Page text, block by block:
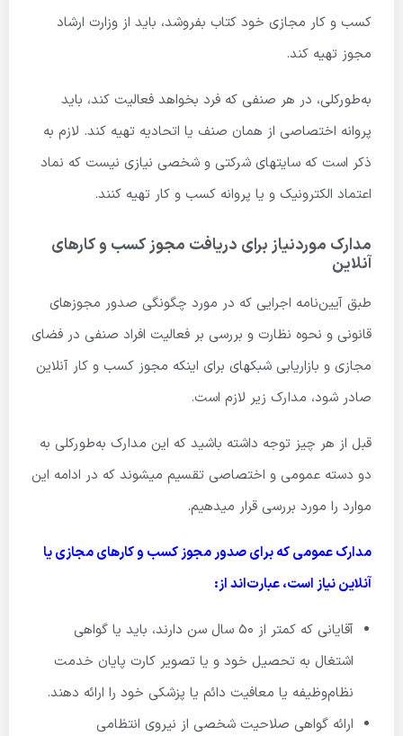
کسب و کار مجازی خود کتاب بفروشد، باید از وزارت ارشاد
مجوز تهیه کند.
به‌طورکلی، در هر صنفی که فرد بخواهد فعالیت کند، باید
پروانه اختصاصی از همان صنف یا اتحادیه تهیه کند. لازم به
ذکر است که سایت­های شرکتی و شخصی نیازی نیست که نماد
اعتماد الکترونیک و یا پروانه کسب و کار تهیه کنند.
مدارک موردنیاز برای دریافت مجوز کسب و کارهای
آنلاین
طبق آیین‌نامه­ اجرایی که در مورد چگونگی صدور مجوزهای
قانونی و نحوه نظارت و بررسی بر فعالیت افراد صنفی در فضای
مجازی و بازاریابی شبکه­ای برای اینکه مجوز کسب و کار آنلاین
صادر شود، مدارک زیر لازم است.
قبل از هر چیز توجه داشته باشید که این مدارک به‌طورکلی به
دو دسته عمومی و اختصاصی تقسیم میشوند که در ادامه این
موارد را مورد بررسی قرار میدهیم.
مدارک عمومی که برای صدور مجوز کسب و کارهای مجازی یا
آنلاین نیاز است، عبارت‌اند از:
آقایانی که کمتر از 50 سال سن دارند، باید یا گواهی
اشتغال به تحصیل خود و یا تصویر کارت پایان خدمت
نظام‌وظیفه یا معافیت دائم یا پزشکی خود را ارائه دهند.
ارائه گواهی صلاحیت شخصی از نیروی انتظامی